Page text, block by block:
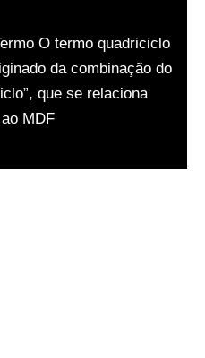
O termo quadriciclo
da combinação do
que se relaciona
MDF